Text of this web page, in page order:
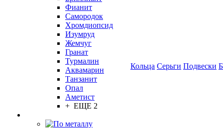
Фианит
Самородок
Хромдиопсид
Изумруд
Жемчуг
Гранат
Турмалин
Аквамарин
Танзанит
Опал
Аметист
+ ЕЩЕ 2
Кольца Серьги Подвески